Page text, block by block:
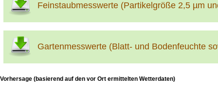
Feinstaubmesswerte (Partikelgröße 2,5 µm
Gartenmesswerte (Blatt- und Bodenfeuchte
Vorhersage (basierend auf den vor Ort ermittelten Wetterdaten)